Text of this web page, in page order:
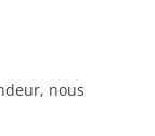
nous